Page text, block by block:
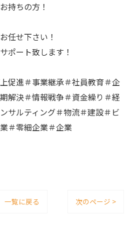
持ちの方！
任せ下さい！
ポート致します！
促進＃事業継承＃社員教育＃企
解決＃情報戦争＃資金繰り＃経
サルティング＃物流＃建設＃ビ
＃零細企業＃企業
一覧に戻る 次のページ >